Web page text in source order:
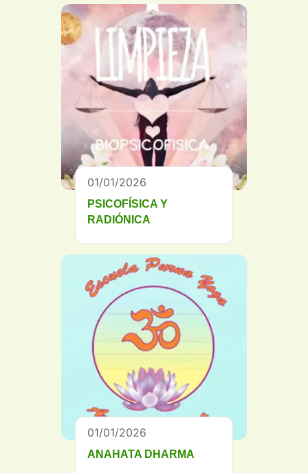
01/01/2026
PSICOFÍSICA Y
RADIÓNICA
01/01/2026
ANAHATA DHARMA